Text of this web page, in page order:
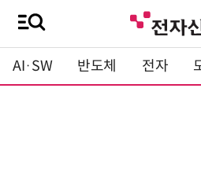
AI·SW 반도체 전자